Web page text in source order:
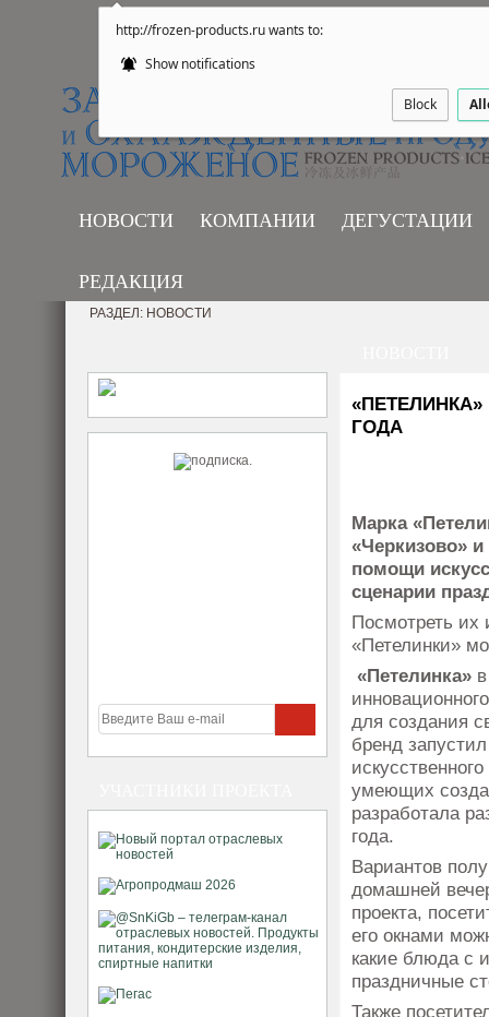
http://frozen-products.ru wants to:
Show notifications
Block
НОВОСТИ КОМПАНИИ ДЕГУСТАЦИИ
РЕДАКЦИЯ
РАЗДЕЛ: НОВОСТИ
ГОДА
Марка
«Черкизово»
помощи
сценарии
Посмотреть их
«Петелинки»
«Петелинка»
для создания
бренд
умеющих
разработала
года.
Вариантов
домашней
проекта,
его окнами
какие блюда с
праздничные
Также